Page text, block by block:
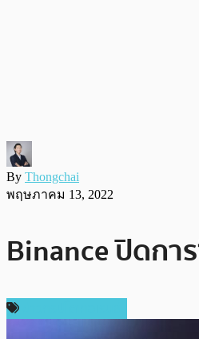
By Thongchai
พฤษภาคม 13, 2022
Binance ปิดกา